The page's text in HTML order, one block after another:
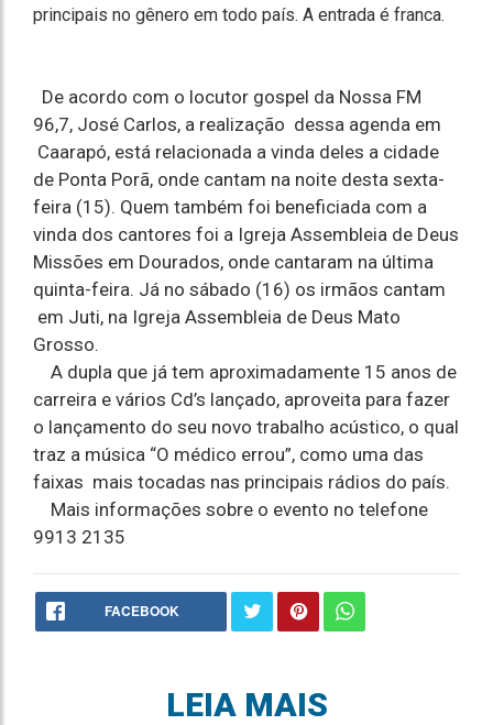
principais no gênero em todo país. A entrada é franca.
De acordo com o locutor gospel da Nossa FM
96,7, José Carlos, a realização dessa agenda em
Caarapó, está relacionada a vinda deles a cidade
de Ponta Porã, onde cantam na noite desta sexta-
feira (15). Quem também foi beneficiada com a
vinda dos cantores foi a Igreja Assembleia de Deus
Missões em Dourados, onde cantaram na última
quinta-feira. Já no sábado (16) os irmãos cantam
em Juti, na Igreja Assembleia de Deus Mato
Grosso.
A dupla que já tem aproximadamente 15 anos de
carreira e vários Cd’s lançado, aproveita para fazer
o lançamento do seu novo trabalho acústico, o qual
traz a música “O médico errou”, como uma das
faixas mais tocadas nas principais rádios do país.
Mais informações sobre o evento no telefone
9913 2135
FACEBOOK
LEIA MAIS